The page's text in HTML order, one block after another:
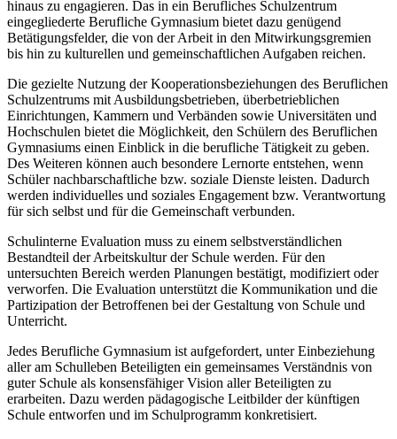
hinaus zu engagieren. Das in ein Berufliches Schulzentrum
eingegliederte Berufliche Gymnasium bietet dazu genügend
Betätigungsfelder, die von der Arbeit in den Mitwirkungsgremien
bis hin zu kulturellen und gemeinschaftlichen Aufgaben reichen.
Die gezielte Nutzung der Kooperationsbeziehungen des Beruflichen
Schulzentrums mit Ausbildungsbetrieben, überbetrieblichen
Einrichtungen, Kammern und Verbänden sowie Universitäten und
Hochschulen bietet die Möglichkeit, den Schülern des Beruflichen
Gymnasiums einen Einblick in die berufliche Tätigkeit zu geben.
Des Weiteren können auch besondere Lernorte entstehen, wenn
Schüler nachbarschaftliche bzw. soziale Dienste leisten. Dadurch
werden individuelles und soziales Engagement bzw. Verantwortung
für sich selbst und für die Gemeinschaft verbunden.
Schulinterne Evaluation muss zu einem selbstverständlichen
Bestandteil der Arbeitskultur der Schule werden. Für den
untersuchten Bereich werden Planungen bestätigt, modifiziert oder
verworfen. Die Evaluation unterstützt die Kommunikation und die
Partizipation der Betroffenen bei der Gestaltung von Schule und
Unterricht.
Jedes Berufliche Gymnasium ist aufgefordert, unter Einbeziehung
aller am Schulleben Beteiligten ein gemeinsames Verständnis von
guter Schule als konsensfähiger Vision aller Beteiligten zu
erarbeiten. Dazu werden pädagogische Leitbilder der künftigen
Schule entworfen und im Schulprogramm konkretisiert.